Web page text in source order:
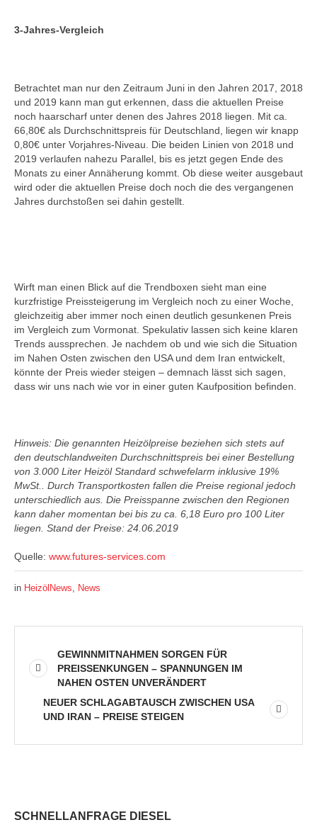
3-Jahres-Vergleich
Betrachtet man nur den Zeitraum Juni in den Jahren 2017, 2018
und 2019 kann man gut erkennen, dass die aktuellen Preise
noch haarscharf unter denen des Jahres 2018 liegen. Mit ca.
66,80€ als Durchschnittspreis für Deutschland, liegen wir knapp
0,80€ unter Vorjahres-Niveau. Die beiden Linien von 2018 und
2019 verlaufen nahezu Parallel, bis es jetzt gegen Ende des
Monats zu einer Annäherung kommt. Ob diese weiter ausgebaut
wird oder die aktuellen Preise doch noch die des vergangenen
Jahres durchstoßen sei dahin gestellt.
Wirft man einen Blick auf die Trendboxen sieht man eine
kurzfristige Preissteigerung im Vergleich noch zu einer Woche,
gleichzeitig aber immer noch einen deutlich gesunkenen Preis
im Vergleich zum Vormonat. Spekulativ lassen sich keine klaren
Trends aussprechen. Je nachdem ob und wie sich die Situation
im Nahen Osten zwischen den USA und dem Iran entwickelt,
könnte der Preis wieder steigen – demnach lässt sich sagen,
dass wir uns nach wie vor in einer guten Kaufposition befinden.
Hinweis: Die genannten Heizölpreise beziehen sich stets auf
den deutschlandweiten Durchschnittspreis bei einer Bestellung
von 3.000 Liter Heizöl Standard schwefelarm inklusive 19%
MwSt.. Durch Transportkosten fallen die Preise regional jedoch
unterschiedlich aus. Die Preisspanne zwischen den Regionen
kann daher momentan bei bis zu ca. 6,18 Euro pro 100 Liter
liegen. Stand der Preise: 24.06.2019
Quelle: www.futures-services.com
in HeizölNews News
GEWINNMITNAHMEN SORGEN FÜR
PREISSENKUNGEN – SPANNUNGEN IM
NAHEN OSTEN UNVERÄNDERT
NEUER SCHLAGABTAUSCH ZWISCHEN USA
UND IRAN – PREISE STEIGEN
SCHNELLANFRAGE DIESEL